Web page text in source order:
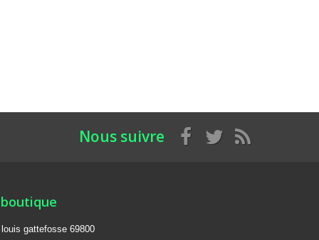
Nous suivre
gattefosse 69800